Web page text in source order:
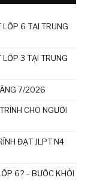
LỚP 6 TẠI TRUNG
LỚP 3 TẠI TRUNG
7/2026
CHO NGƯỜI
ĐẠT JLPT N4
6? – BƯỚC KHỞI